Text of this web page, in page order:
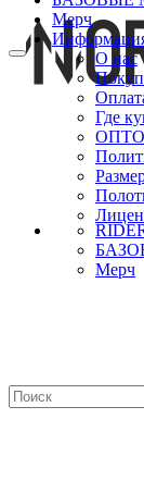
Мерч
О нас
Где
Мерч